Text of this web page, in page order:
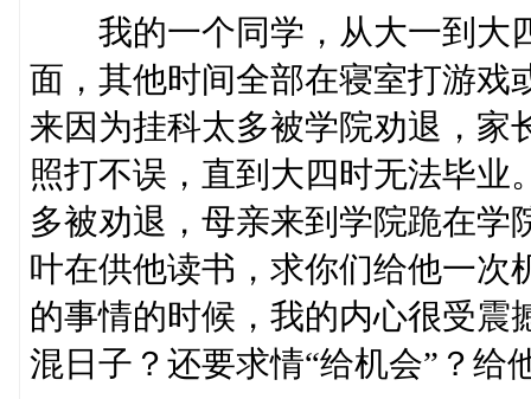
我的一个同学，从大一到大
面，其他时间全部在寝室打游戏
来因为挂科太多被学院劝退，家
照打不误，直到大四时无法毕业
多被劝退，母亲来到学院跪在学
叶在供他读书，求你们给他一次
的事情的时候，我的内心很受震
混日子？还要求情“给机会”？给